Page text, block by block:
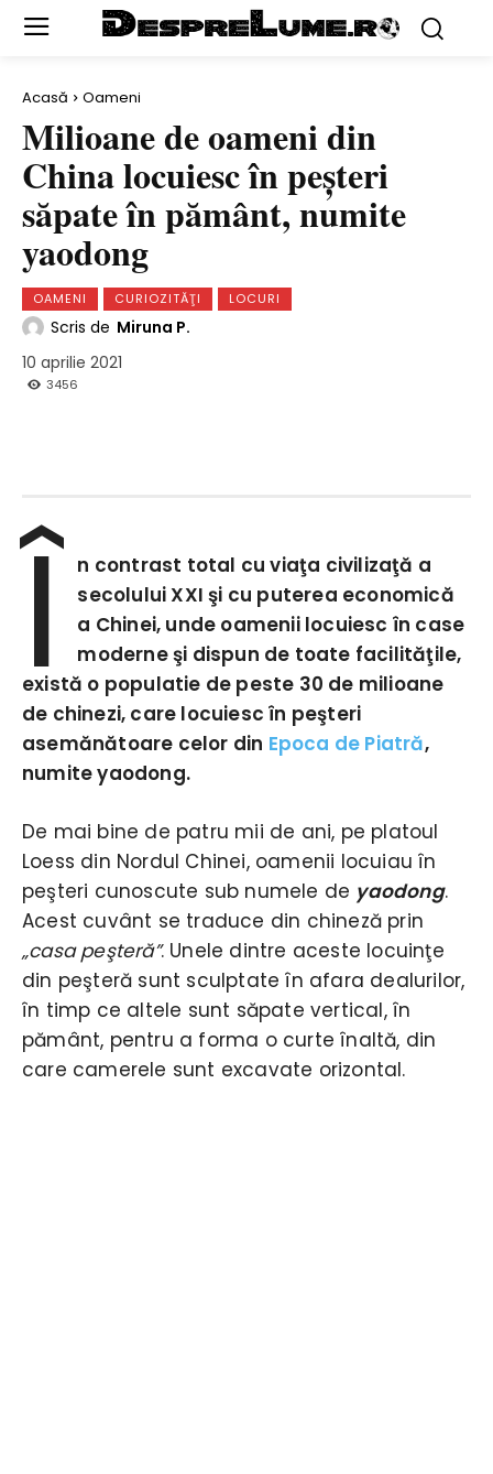
Acasă Oameni
Milioane de oameni din
China locuiesc în peşteri
săpate în pământ, numite
yaodong
OAMENI CURIOZITĂŢI LOCURI
Scris de Miruna P.
10 aprilie 2021
3456
Î
n contrast total cu viaţa civilizaţă a
secolului XXI şi cu puterea economică
a Chinei, unde oamenii locuiesc în case
moderne şi dispun de toate facilităţile,
există o populatie de peste 30 de milioane
de chinezi, care locuiesc în peşteri
asemănătoare celor din Epoca de Piatră,
numite yaodong.
De mai bine de patru mii de ani, pe platoul
Loess din Nordul Chinei, oamenii locuiau în
peşteri cunoscute sub numele de yaodong.
Acest cuvânt se traduce din chineză prin
„casa peşteră”. Unele dintre aceste locuinţe
din peşteră sunt sculptate în afara dealurilor,
în timp ce altele sunt săpate vertical, în
pământ, pentru a forma o curte înaltă, din
care camerele sunt excavate orizontal.